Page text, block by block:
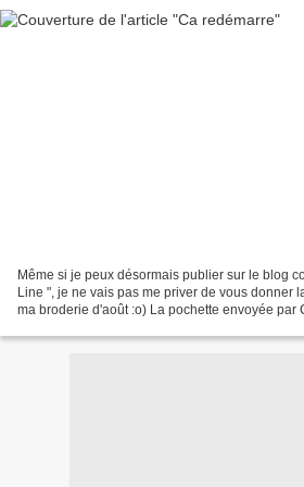
Même si je peux désormais publier sur le blog
Line ", je ne vais pas me priver de vous donner
ma broderie d'août :o) La pochette envoyée par